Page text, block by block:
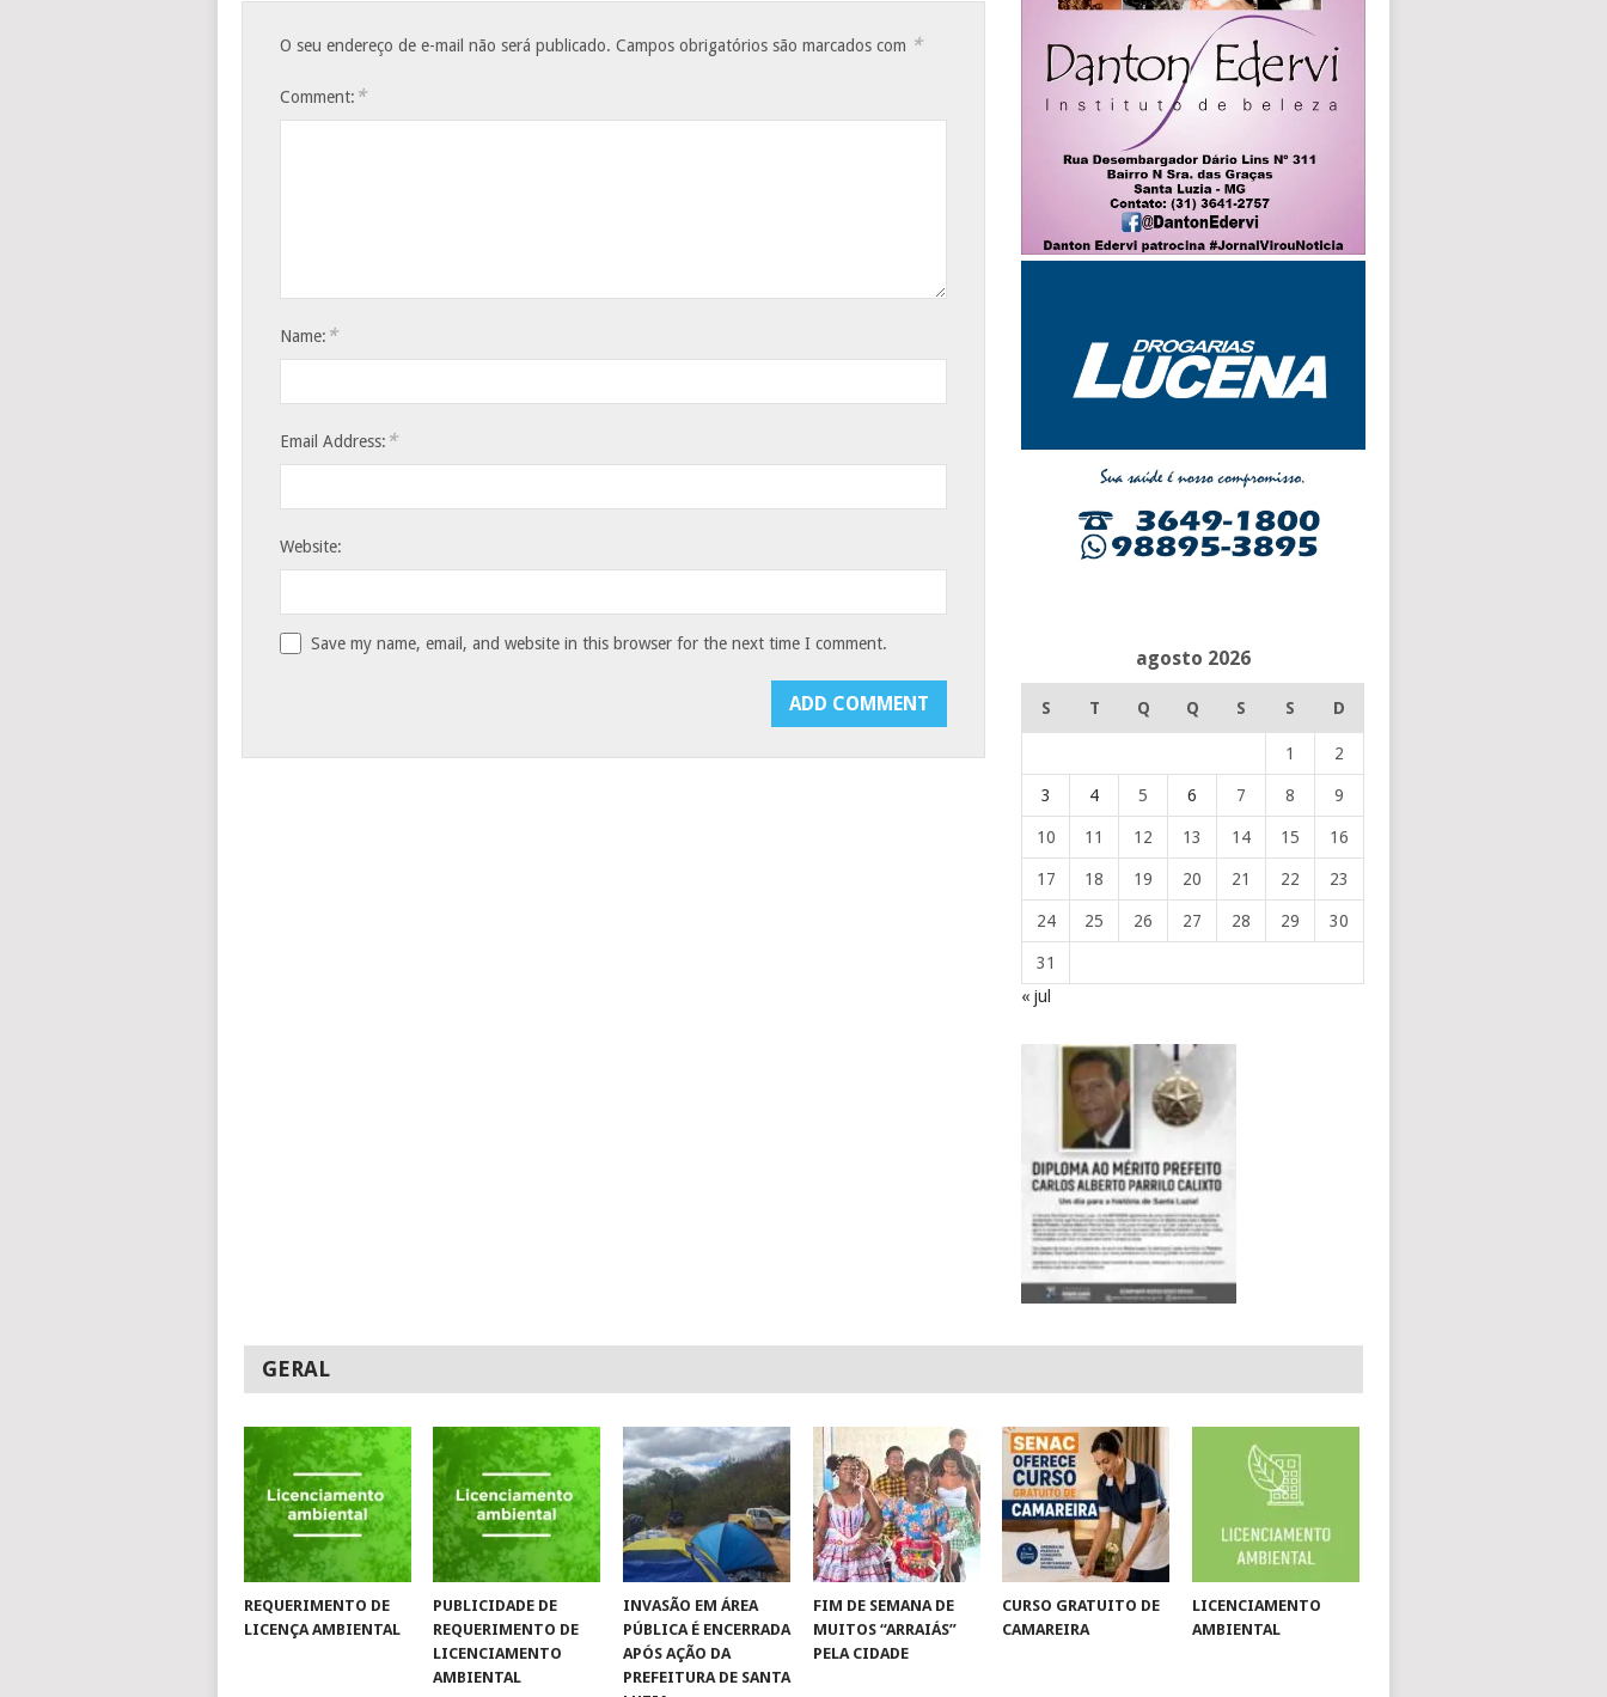
O seu endereço de e-mail não será publicado. Campos obrigatórios são marcados com *
Comment: *
Name: *
Email Address: *
Website:
Save my name, email, and website in this browser for the next time I comment.
agosto 2026
S T Q Q S S D
1 2
3 4 5 6 7 8 9
10 11 12 13 14 15 16
17 18 19 20 21 22 23
24 25 26 27 28 29 30
31
« jul
GERAL
REQUERIMENTO DE
LICENÇA AMBIENTAL
PUBLICIDADE DE
REQUERIMENTO DE
LICENCIAMENTO
AMBIENTAL
INVASÃO EM ÁREA
PÚBLICA É ENCERRADA
APÓS AÇÃO DA
PREFEITURA DE SANTA
FIM DE SEMANA DE
MUITOS “ARRAIÁS”
PELA CIDADE
CURSO GRATUITO DE
CAMAREIRA
LICENCIAMENTO
AMBIENTAL